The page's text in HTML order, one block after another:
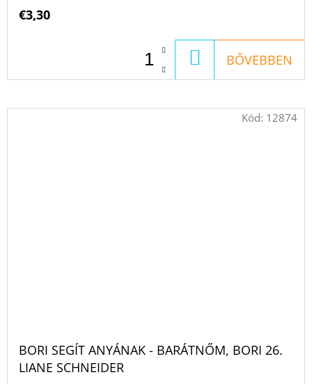
€3,30
KOSÁRBA
BŐVEBBEN
BORI SEGÍT ANYÁNAK - BARÁTNŐM, BORI 26.
LIANE SCHNEIDER
Kód: 12874